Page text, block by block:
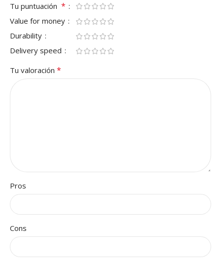
Tu puntuación *
Value for money
Durability
Delivery speed
Tu valoración *
Pros
Cons